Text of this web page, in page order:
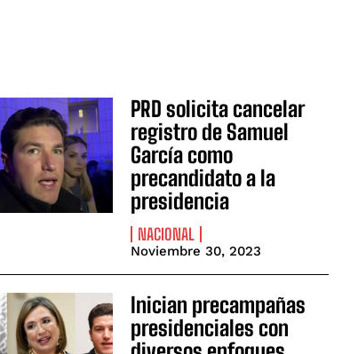
PRD solicita cancelar
registro de Samuel
García como
precandidato a la
presidencia
NACIONAL
Noviembre 30, 2023
Inician precampañas
presidenciales con